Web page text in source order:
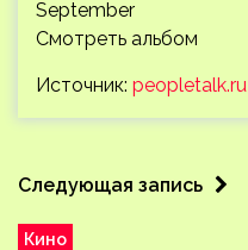
Смотреть альбом
Источник: peopletalk.ru
Следующая запись
Кино